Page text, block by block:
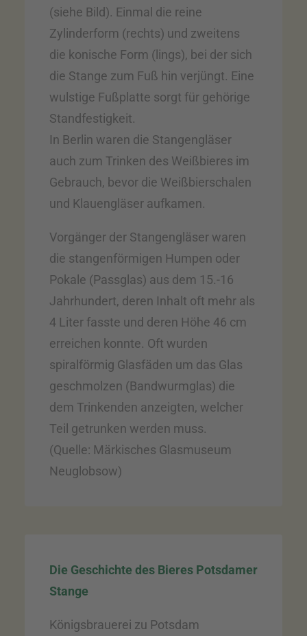
(siehe Bild). Einmal die reine
Zylinderform (rechts) und zweitens
die konische Form (lings), bei der sich
die Stange zum Fuß hin verjüngt. Eine
wulstige Fußplatte sorgt für gehörige
Standfestigkeit.
In Berlin waren die Stangengläser
auch zum Trinken des Weißbieres im
Gebrauch, bevor die Weißbierschalen
und Klauengläser aufkamen.
Vorgänger der Stangengläser waren
die stangenförmigen Humpen oder
Pokale (Passglas) aus dem 15.-16
Jahrhundert, deren Inhalt oft mehr als
4 Liter fasste und deren Höhe 46 cm
erreichen konnte. Oft wurden
spiralförmig Glasfäden um das Glas
geschmolzen (Bandwurmglas) die
dem Trinkenden anzeigten, welcher
Teil getrunken werden muss.
(Quelle: Märkisches Glasmuseum
Neuglobsow)
Die Geschichte des Bieres Potsdamer
Stange
Königsbrauerei zu Potsdam